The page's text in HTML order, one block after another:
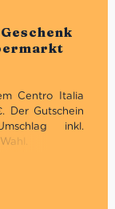
Centro Italia
Der Gutschein
inkl.
Berg